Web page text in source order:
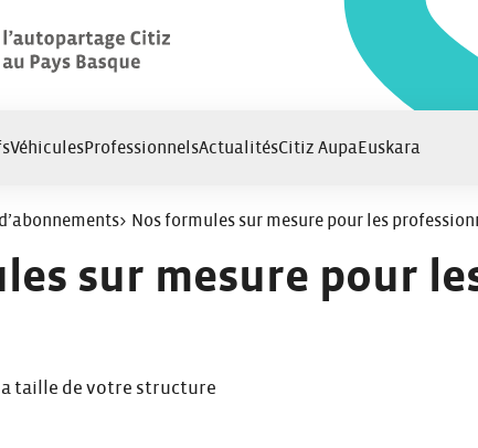
VéhiculesProfessionnelsActualitésCitiz Aupa Euskara
> Nos formules sur mesure pour les
sur mesure pour
taille de votre structure